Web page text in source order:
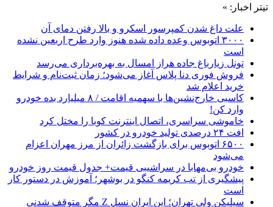
تیتر اخبار: »
علت داغ شدن کمپرسور اسکرو و بالا رفتن دمای آن
۳۰۰۰ اتوبوس وعده داده شده هنوز وارد طرح اربعین نشده
است
تونل زیارباغ جاده هراز امسال به بهره‌برداری می‌رسد
فروش فوری دنا پلاس آغاز می‌شود؛ زمان ثبت‌نام و شرایط
خرید اعلام شد
کاسبی خارج‌نشین‌ها با سهمیه اقامت / ۸ میلیارد بده خودرو
وارد کن!
خاموشی سراسری، اتصال اینترنت کوبا را مختل کرد
افت ۲۴ درصدی تولید خودرو در کشور
۶۵۰۰ اتوبوس برای بازگشت زائران از مرز مهران اعزام
می‌شود
خودرو بی‌مهابا در سراشیبی قیمت+ جدول قیمت روز خودرو
پیشگیری از تب کریمه کنگو در بوشهر؛ آموزش در دستور کار
است
سیلیکن ولیِ تهران؛ این ایران نسل Z مگر متوقف شدنی